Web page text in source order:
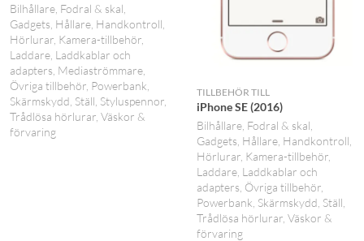
Bilhållare Fodral & skal
Gadgets Hållare Handkontroll
Hörlurar Kamera-tillbehör
Laddare Laddkablar och
adapters Mediaströmmare
Övriga tillbehör Powerbank
Skärmskydd Ställ Styluspennor
Trådlösa hörlurar Väskor &
förvaring
TILLBEHÖR TILL
iPhone SE (2016)
Bilhållare Fodral & skal
Gadgets Hållare Handkontroll
Hörlurar Kamera-tillbehör
Laddare Laddkablar och
adapters Övriga tillbehör
Powerbank Skärmskydd Ställ
Trådlösa hörlurar Väskor &
förvaring